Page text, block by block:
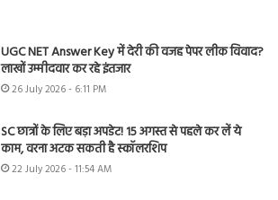
UGC NET Answer Key में देरी की वजह पेपर लीक विवाद?
लाखों उम्मीदवार कर रहे इंतजार
26 July 2026 - 6:11 PM
SC छात्रों के लिए बड़ा अपडेट! 15 अगस्त से पहले कर लें ये
काम, वरना अटक सकती है स्कॉलरशिप
22 July 2026 - 11:54 AM